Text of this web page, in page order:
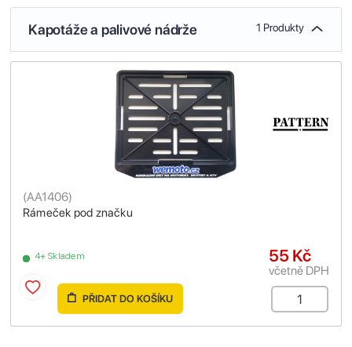
Kapotáže a palivové nádrže 1 Produkty
Rámeček pod značku
(AA1406)
4+ Skladem 55 Kč
včetně DPH
PŘIDAT DO KOŠÍKU